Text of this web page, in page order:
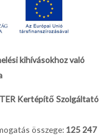
kihívásokhoz való
Kertépítő Szolgáltató
összege: 125 247